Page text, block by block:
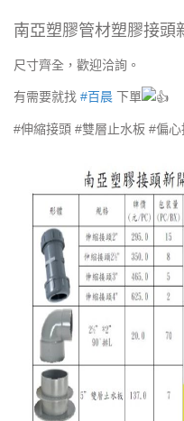
南亞塑膠管材塑膠接頭
尺寸齊全，歡迎洽詢。
有需要就找 #百晨 下單
#伸縮接頭 #雙層止水板 #偏心